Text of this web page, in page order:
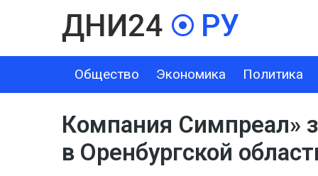
Общество Экономика Политика
ЭКОНОМИКА ПОЛИТИКА ШОУ-БИЗНЕС
Компания Симпреал»
в Оренбургской